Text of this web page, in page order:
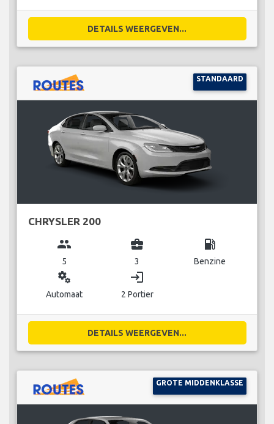
DETAILS WEERGEVEN...
STANDAARD
CHRYSLER 200
group
5
business_center
3
local_gas_station
Benzine
miscellaneous_services
Automaat
login
2 Portier
DETAILS WEERGEVEN...
GROTE MIDDENKLASSE